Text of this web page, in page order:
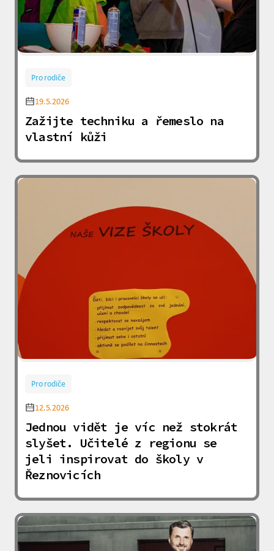
Pro rodiče
19.5.2026
Zažijte techniku a řemeslo na
vlastní kůži
Pro rodiče
12.5.2026
Jednou vidět je víc než stokrát
slyšet. Učitelé z regionu se
jeli inspirovat do školy v
Řeznovicích